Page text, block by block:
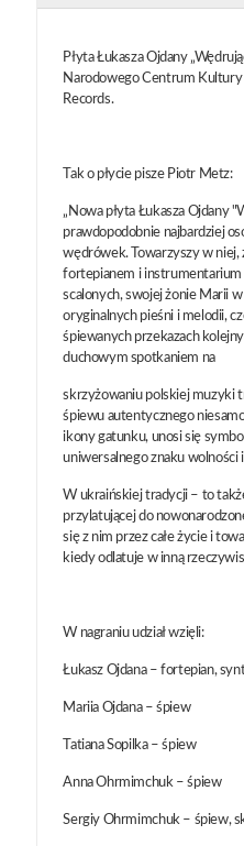
Płyta Łukasza Ojdany
Narodowego Centrum
Records.
Tak o płycie pisze Piotr Metz:
„Nowa płyta Łukasza Ojdany
prawdopodobnie najbardziej
wędrówek. Towarzyszy w
fortepianem i instrumentarium
scalonych, swojej żonie Marii
oryginalnych pieśni i melodii,
śpiewanych przekazach
duchowym spotkaniem na
skrzyżowaniu polskiej muzyki
śpiewu autentycznego
ikony gatunku, unosi się
uniwersalnego znaku wolności
W ukraińskiej tradycji – to
przylatującej do
się z nim przez całe życie i
kiedy odlatuje w inną
W nagraniu udział wzięli:
Łukasz Ojdana – fortepian,
Mariia Ojdana – śpiew
Tatiana Sopilka – śpiew
Anna Ohrmimchuk – śpiew
Sergiy Ohrmimchuk – śpiew,